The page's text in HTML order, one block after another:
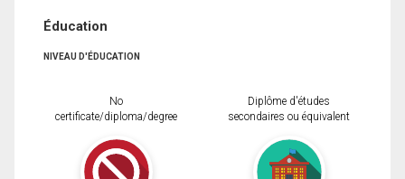
Éducation
NIVEAU D'ÉDUCATION
No
certificate/diploma/degree
Diplôme d'études
secondaires ou équivalent